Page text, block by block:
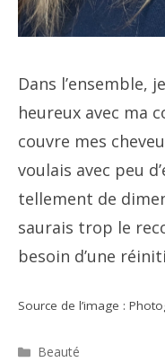
Dans l’ensemble,
heureux avec ma
couvre mes
voulais avec peu
tellement de
saurais trop le
besoin d’une
Source de l’image :
Catégories
Beauté